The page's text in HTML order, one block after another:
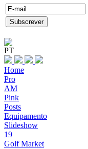
PT
Home
Pro
AM
Pink
Posts
Equipamento
Slideshow
19
Golf Market